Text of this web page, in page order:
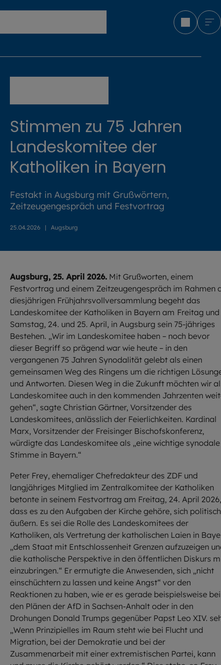
Stimmen zu 75 Jahren
Landeskomitee der
Katholiken in Bayern
Festakt in Augsburg mit Grußwörtern,
Zeitzeugengespräch und Festvortrag
25.04.2026 | Augsburg
Augsburg, 25. April 2026. Mit Grußworten, einem
Festvortrag und einem Zeitzeugengespräch im Rahmen
diesjährigen Frühjahrsvollversammlung begeht das
Landeskomitee der Katholiken in Bayern am Freitag und
Samstag, 24. und 25. April, in Augsburg sein 75-jähriges
Bestehen. „Wir im Landeskomitee haben – noch bevor
dieser Begriff so prägend war wie heute – in den
vergangenen 75 Jahren Synodalität gelebt als einen
gemeinsamen Weg des Ringens um die richtigen
und Antworten. Diesen Weg in die Zukunft möchten wir
Landeskomitee auch in den kommenden Jahrzenten
gehen“, sagte Christian Gärtner, Vorsitzender des
Landeskomitees, anlässlich der Feierlichkeiten. Kardinal
Marx, Vorsitzender der Freisinger Bischofskonferenz,
würdigte das Landeskomitee als „eine wichtige synodale
Stimme in Bayern.“
Peter Frey, ehemaliger Chefredakteur des ZDF und
langjähriges Mitglied im Zentralkomitee der Katholiken
betonte in seinem Festvortrag am Freitag, 24. April 2026,
dass es zu den Aufgaben der Kirche gehöre, sich
äußern. Es sei die Rolle des Landeskomitees der
Katholiken, als Vertretung der katholischen Laien in
„dem Staat mit Entschlossenheit Grenzen aufzuzeigen
die katholische Perspektive in den öffentlichen Diskurs
einzubringen.“ Er ermutigte die Anwesenden, sich „nicht
einschüchtern zu lassen und keine Angst“ vor den
Reaktionen zu haben, wie er es gerade beispielsweise bei
den Plänen der AfD in Sachsen-Anhalt oder in den
Drohungen Donald Trumps gegenüber Papst Leo XIV.
„Wenn Prinzipielles im Raum steht wie bei Flucht und
Migration, bei der Demokratie und bei der
Zusammenarbeit mit einer extremistischen Partei, kann